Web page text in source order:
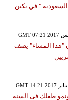
السعودية " في بكين
"هذا المساء" يصف
طفلك فى السنة